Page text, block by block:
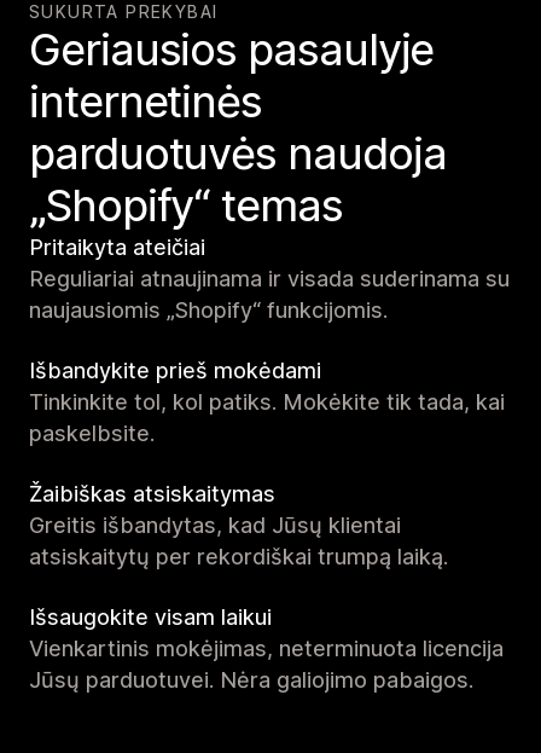
SUKURTA PREKYBAI
Geriausios pasaulyje
internetinės
parduotuvės naudoja
„Shopify“ temas
Pritaikyta ateičiai
Reguliariai atnaujinama ir visada suderinama su
naujausiomis „Shopify“ funkcijomis.
Išbandykite prieš mokėdami
Tinkinkite tol, kol patiks. Mokėkite tik tada, kai
paskelbsite.
Žaibiškas atsiskaitymas
Greitis išbandytas, kad Jūsų klientai
atsiskaitytų per rekordiškai trumpą laiką.
Išsaugokite visam laikui
Vienkartinis mokėjimas, neterminuota licencija
Jūsų parduotuvei. Nėra galiojimo pabaigos.